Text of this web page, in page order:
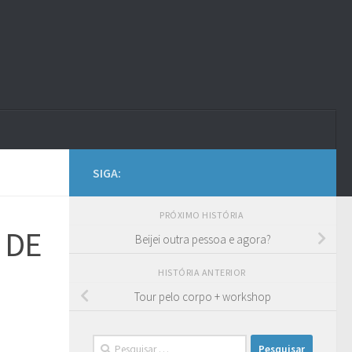
SIGA:
PRÓXIMO HISTÓRIA
Beijei outra pessoa e agora?
HISTÓRIA ANTERIOR
Tour pelo corpo + workshop
Pesquisar